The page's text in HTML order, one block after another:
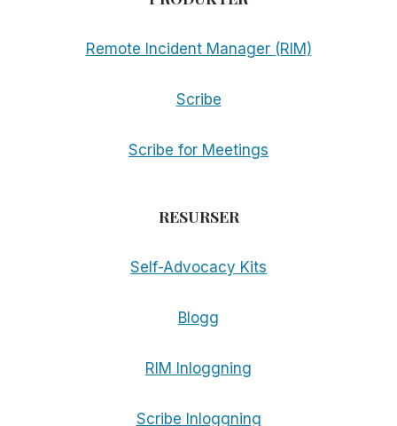
Remote Incident Manager (RIM)
Scribe
Scribe for Meetings
RESURSER
Self-Advocacy Kits
Blogg
RIM Inloggning
Scribe Inloggning